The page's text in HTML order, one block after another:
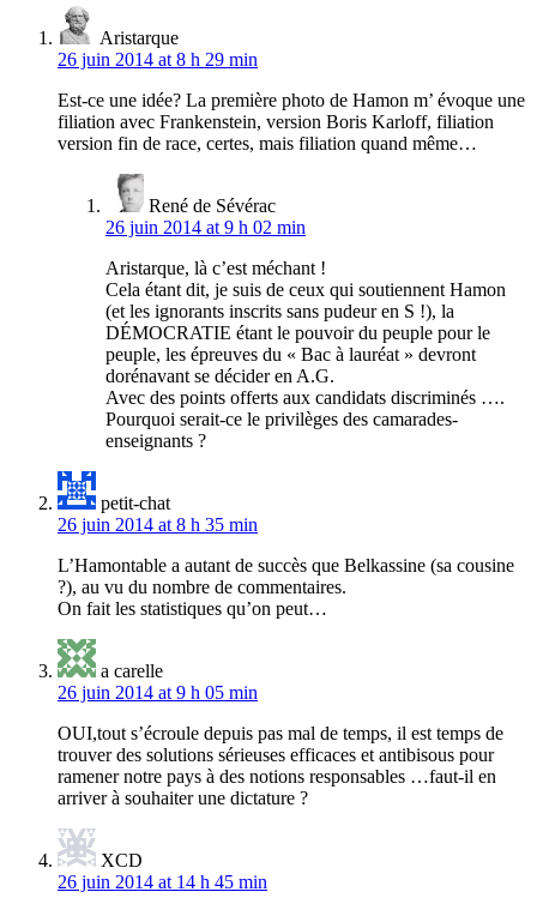
Aristarque
26 juin 2014 at 8 h 29 min
Est-ce une idée? La première photo de Hamon m’ évoque une
filiation avec Frankenstein, version Boris Karloff, filiation
version fin de race, certes, mais filiation quand même…
René de Sévérac
26 juin 2014 at 9 h 02 min
Aristarque, là c’est méchant !
Cela étant dit, je suis de ceux qui soutiennent Hamon
(et les ignorants inscrits sans pudeur en S !), la
DÉMOCRATIE étant le pouvoir du peuple pour le
peuple, les épreuves du « Bac à lauréat » devront
dorénavant se décider en A.G.
Avec des points offerts aux candidats discriminés ….
Pourquoi serait-ce le privilèges des camarades-
enseignants ?
petit-chat
26 juin 2014 at 8 h 35 min
L’Hamontable a autant de succès que Belkassine (sa cousine
?), au vu du nombre de commentaires.
On fait les statistiques qu’on peut…
a carelle
26 juin 2014 at 9 h 05 min
OUI,tout s’écroule depuis pas mal de temps, il est temps de
trouver des solutions sérieuses efficaces et antibisous pour
ramener notre pays à des notions responsables …faut-il en
arriver à souhaiter une dictature ?
XCD
26 juin 2014 at 14 h 45 min